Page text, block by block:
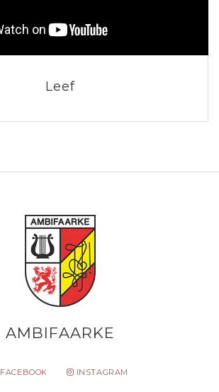
Leef
AMBIFAARKE
FACEBOOK INSTAGRAM